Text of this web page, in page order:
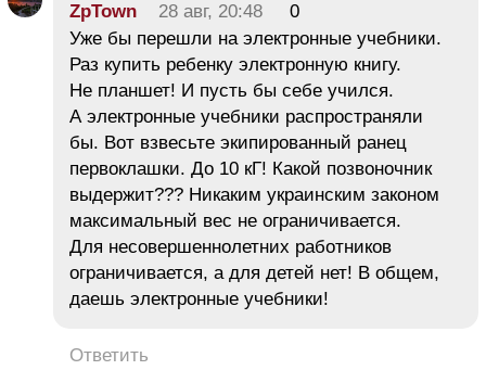
ZpTown 28 авг, 20:48
0
Уже бы перешли на электронные учебники.
Раз купить ребенку электронную книгу.
Не планшет! И пусть бы себе учился.
А электронные учебники распространяли
бы. Вот взвесьте экипированный ранец
первоклашки. До 10 кГ! Какой позвоночник
выдержит??? Никаким украинским законом
максимальный вес не ограничивается.
Для несовершеннолетних работников
ограничивается, а для детей нет! В общем,
даешь электронные учебники!
Ответить